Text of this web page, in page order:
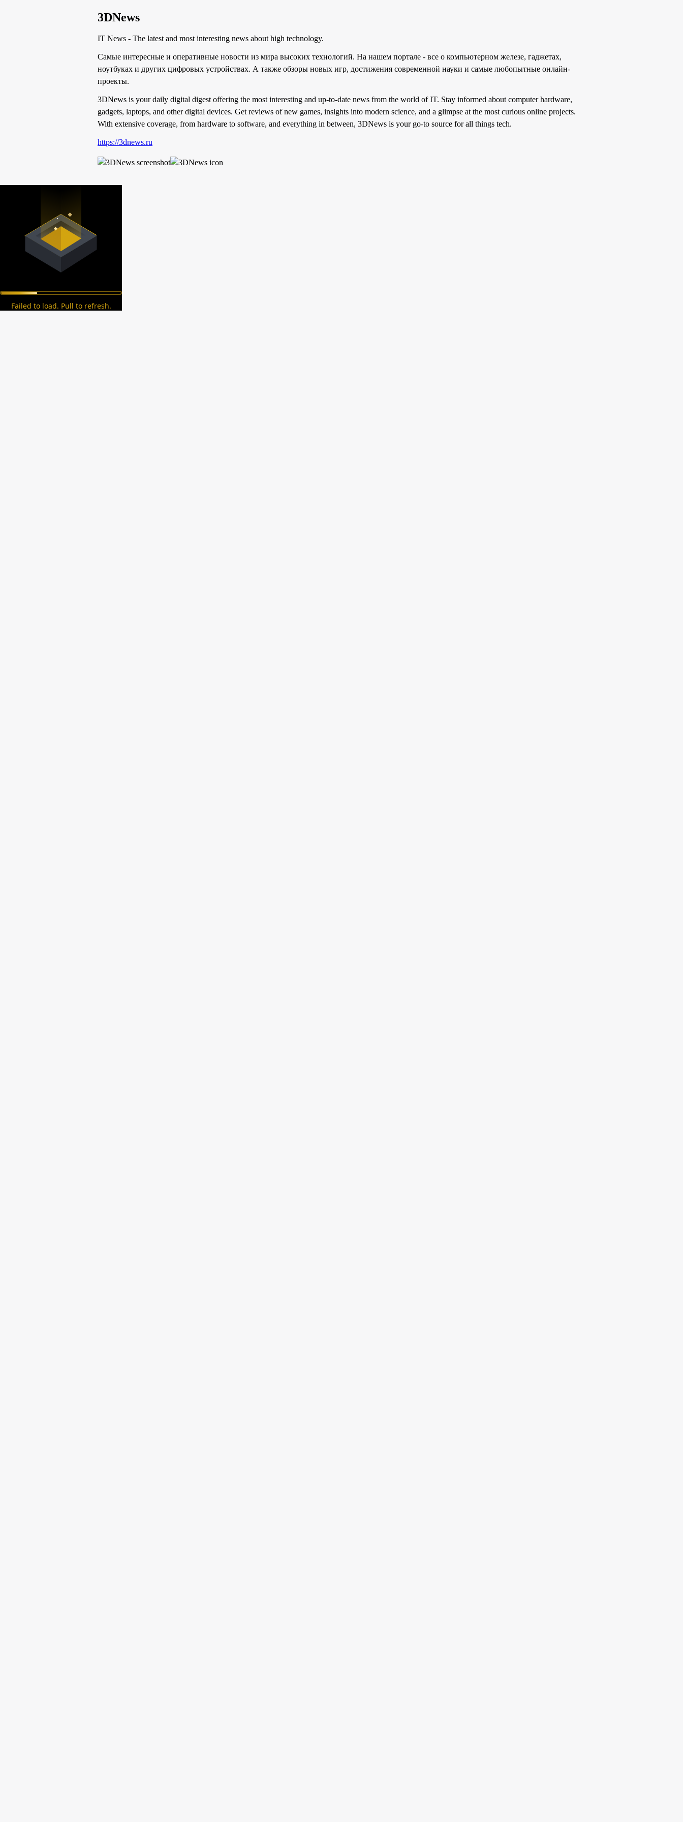
3DNews
IT News - The latest and most interesting news about high technology.
Самые интересные и оперативные новости из мира высоких технологий. На нашем портале - все о компьютерном железе, гаджетах,
ноутбуках и других цифровых устройствах. А также обзоры новых игр, достижения современной науки и самые любопытные онлайн-
проекты.
3DNews is your daily digital digest offering the most interesting and up-to-date news from the world of IT. Stay informed about computer hardware,
gadgets, laptops, and other digital devices. Get reviews of new games, insights into modern science, and a glimpse at the most curious online projects.
With extensive coverage, from hardware to software, and everything in between, 3DNews is your go-to source for all things tech.
https://3dnews.ru
Failed to load. Pull to refresh.